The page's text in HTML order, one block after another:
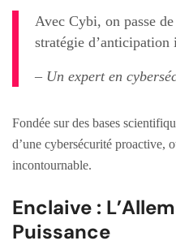
Avec Cybi, on passe
stratégie d’anticipation
– Un expert en
Fondée sur des bases
d’une cybersécurité proactive,
incontournable.
Enclaive :
Puissance